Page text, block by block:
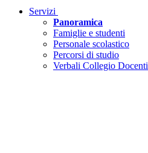
Servizi
Panoramica
Famiglie e studenti
Personale scolastico
Percorsi di studio
Verbali Collegio